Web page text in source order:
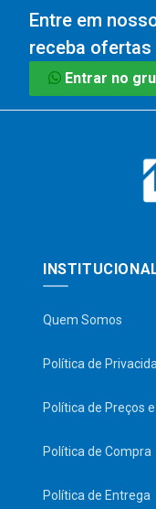
Entre em
receba
Entrar no
Quem Somos
Política de
Política de Preços
Política de Compra
Política de Entrega